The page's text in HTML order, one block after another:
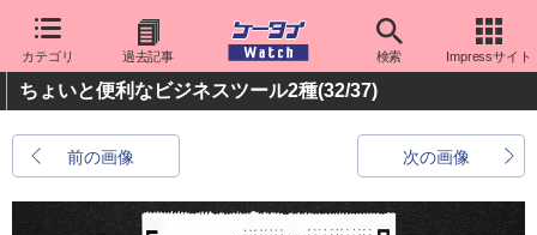
カテゴリ 過去記事 検索 Impressサイト
ちょいと便利なビジネスツール2種(32/37)
前の画像 次の画像